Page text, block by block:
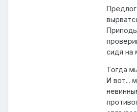
сидя на
Тогда
И вот...